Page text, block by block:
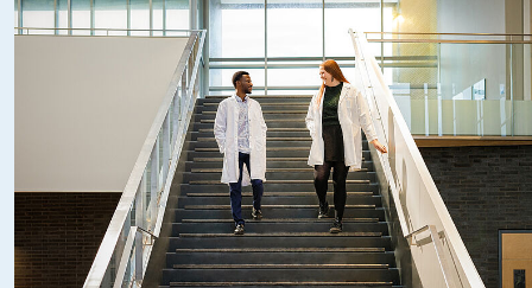
aider les personnes ayant des problèmes d'équilibre afin
de diminuer les inconvénients associés à leurs troubles